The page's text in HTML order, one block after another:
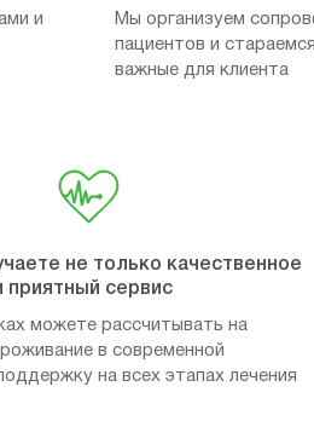
и
Мы организуем
пациентов и
важные для клиента
не только качественное
приятный сервис
можете рассчитывать на
в современной
на всех этапах лечения